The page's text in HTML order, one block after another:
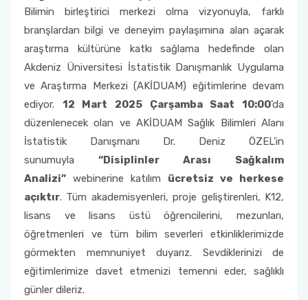
Bilimin birleştirici merkezi olma vizyonuyla, farklı
branşlardan bilgi ve deneyim paylaşımına alan açarak
araştırma kültürüne katkı sağlama hedefinde olan
Akdeniz Üniversitesi İstatistik Danışmanlık Uygulama
ve Araştırma Merkezi (AKİDUAM) eğitimlerine devam
ediyor. 12 Mart 2025 Çarşamba Saat 10:00’da
düzenlenecek olan ve AKİDUAM Sağlık Bilimleri Alanı
İstatistik Danışmanı Dr. Deniz ÖZEL'in
sunumuyla
“Disiplinler Arası Sağkalım
Analizi” webinerine katılım ücretsiz ve herkese
açıktır. Tüm akademisyenleri, proje geliştirenleri, K12,
lisans ve lisans üstü öğrencilerini, mezunları,
öğretmenleri ve tüm bilim severleri etkinliklerimizde
görmekten memnuniyet duyarız. Sevdiklerinizi de
eğitimlerimize davet etmenizi temenni eder, sağlıklı
günler dileriz.